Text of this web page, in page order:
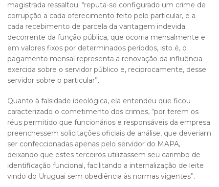
magistrada ressaltou: “reputa-se configurado um crime de
corrupção a cada oferecimento feito pelo particular, e a
cada recebimento de parcela da vantagem indevida
decorrente da função pública, que ocorria mensalmente e
em valores fixos por determinados períodos, isto é, o
pagamento mensal representa a renovação da influência
exercida sobre o servidor público e, reciprocamente, desse
servidor sobre o particular”.
Quanto à falsidade ideológica, ela entendeu que ficou
caracterizado o cometimento dos crimes, “por terem os
réus permitido que funcionários e responsáveis da empresa
preenchessem solicitações oficiais de análise, que deveriam
ser confeccionadas apenas pelo servidor do MAPA,
deixando que estes terceiros utilizassem seu carimbo de
identificação funcional, facilitando a internalização de leite
vindo do Uruguai sem obediência às normas vigentes”.